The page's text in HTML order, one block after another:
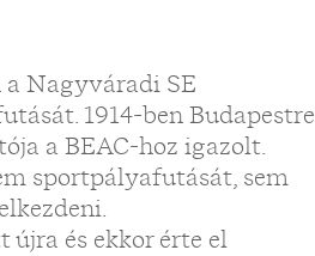
a Nagyváradi SE
1914-ben Budapestre
a BEAC-hoz igazolt.
sportpályafutását, sem
újra és ekkor érte el